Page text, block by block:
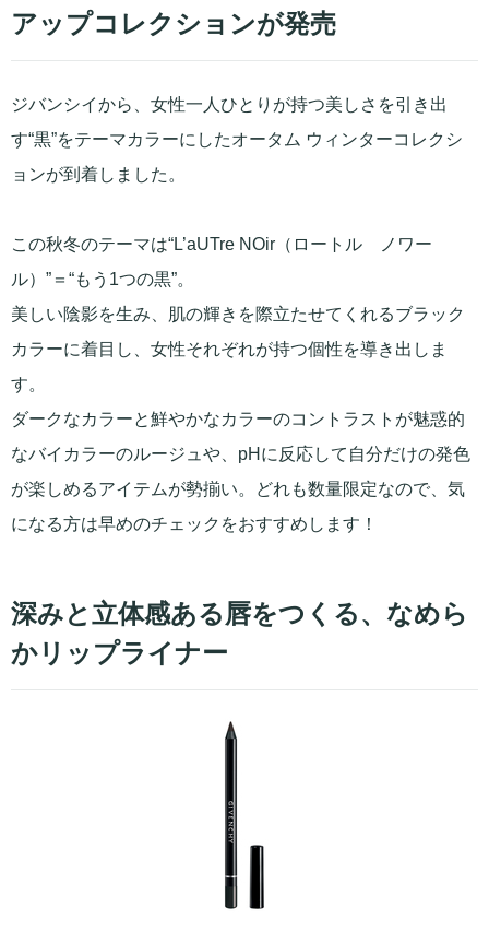
アップコレクションが発売
ジバンシイから、女性一人ひとりが持つ美しさを引き出
す“黒”をテーマカラーにしたオータム ウィンターコレクシ
ョンが到着しました。
この秋冬のテーマは“L’aUTre NOir（ロートル ノワー
ル）”＝“もう1つの黒”。
美しい陰影を生み、肌の輝きを際立たせてくれるブラック
カラーに着目し、女性それぞれが持つ個性を導き出しま
す。
ダークなカラーと鮮やかなカラーのコントラストが魅惑的
なバイカラーのルージュや、pHに反応して自分だけの発色
が楽しめるアイテムが勢揃い。どれも数量限定なので、気
になる方は早めのチェックをおすすめします！
深みと立体感ある唇をつくる、なめら
かリップライナー